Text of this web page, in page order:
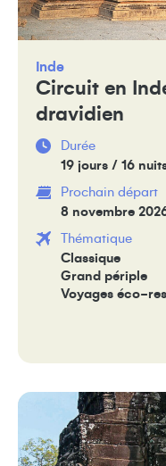
Inde
Circuit en
dravidien
Durée
19 jours / 16
Prochain départ
8 novembre
Thématique
Classique
Grand périple
Voyages éco-